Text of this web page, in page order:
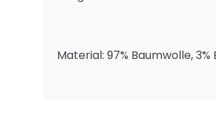
Material: 97% Baumwolle, 3%